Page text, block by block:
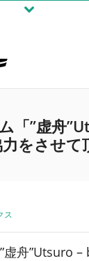
「”虚舟
をさせて
ス
虚舟”Utsuro